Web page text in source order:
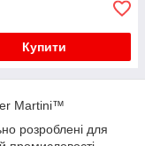
Купити
Martini™
розроблені для